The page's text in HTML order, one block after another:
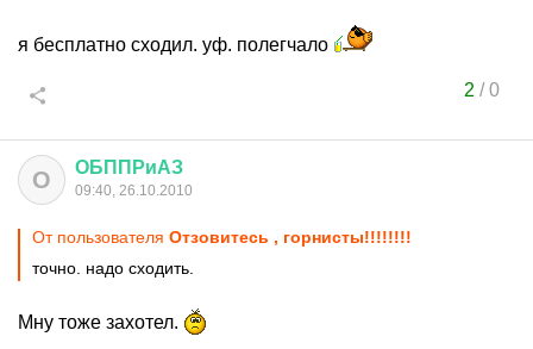
я бесплатно сходил. уф. полегчало
2 /0
О ОБППРиАЗ
09:40, 26.10.2010
От пользователя Отзовитесь , горнисты!!!!!!!!
точно. надо сходить.
Мну тоже захотел.